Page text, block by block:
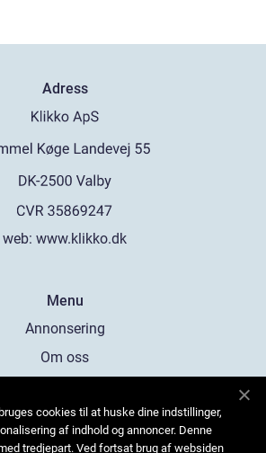
Adress
web: www.klikko.dk
Menu
Annonsering
Om oss
Kontakta oss
Sitemap
cookies til at huske dine indstillinger,
af indhold og annoncer. Denne
tredjepart. Ved fortsat brug af websiden